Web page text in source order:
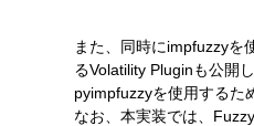
また、同時にimpfuzzyを
るVolatility Pluginも公開し
pyimpfuzzyを使用するた
なお、本実装では、